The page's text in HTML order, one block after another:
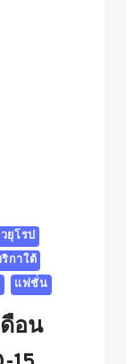
วยุโรป
ริกาใต้
แฟชั่น
อน